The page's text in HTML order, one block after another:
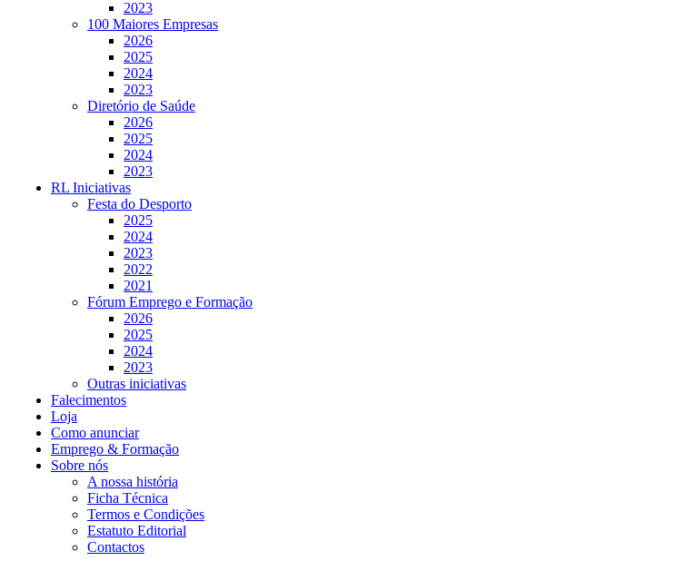
2023
100 Maiores Empresas
2026
2025
2024
2023
Diretório de Saúde
2026
2025
2024
2023
RL Iniciativas
Festa do Desporto
2025
2024
2023
2022
2021
Fórum Emprego e Formação
2026
2025
2024
2023
Outras iniciativas
Falecimentos
Loja
Como anunciar
Emprego & Formação
Sobre nós
A nossa história
Ficha Técnica
Termos e Condições
Estatuto Editorial
Contactos